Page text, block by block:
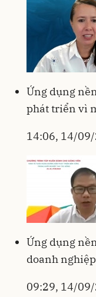
Ứng dụng
phát triển vì
14:06, 14/
Ứng dụng
doanh
09:29, 14/